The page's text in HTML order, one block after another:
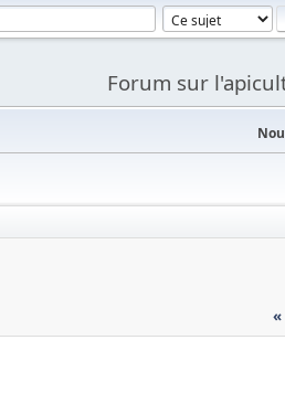
Forum sur
«